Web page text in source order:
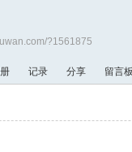
?1561875
记录 分享 留言板